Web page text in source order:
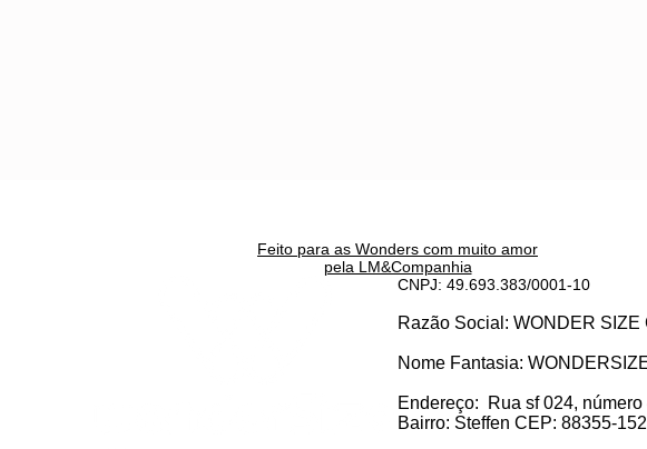
Feito para as Wonders com muito amor
pela LM&Companhia
CNPJ: 49.693.383/0001-10
Razão Social: WONDER
Nome Fantasia:
Endereço:
Rua sf 024, número
Bairro: Steffen CEP: 88355-